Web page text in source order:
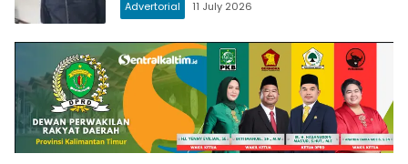
Advertorial 11 July 2026